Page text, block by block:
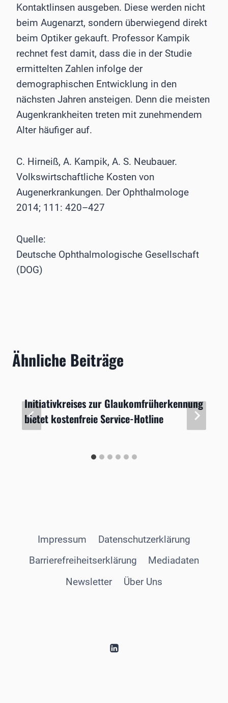
Kontaktlinsen ausgeben. Diese werden nicht
beim Augenarzt, sondern überwiegend direkt
beim Optiker gekauft. Professor Kampik
rechnet fest damit, dass die in der Studie
ermittelten Zahlen infolge der
demographischen Entwicklung in den
nächsten Jahren ansteigen. Denn die meisten
Augenkrankheiten treten mit zunehmendem
Alter häufiger auf.
C. Hirneiß, A. Kampik, A. S. Neubauer.
Volkswirtschaftliche Kosten von
Augenerkrankungen. Der Ophthalmologe
2014; 111: 420–427
Quelle:
Deutsche Ophthalmologische Gesellschaft
(DOG)
Ähnliche Beiträge
Initiativkreises zur Glaukomfrüherkennung
bietet kostenfreie Service-Hotline
Impressum
Datenschutzerklärung
Barrierefreiheitserklärung
Mediadaten
Newsletter
Über Uns